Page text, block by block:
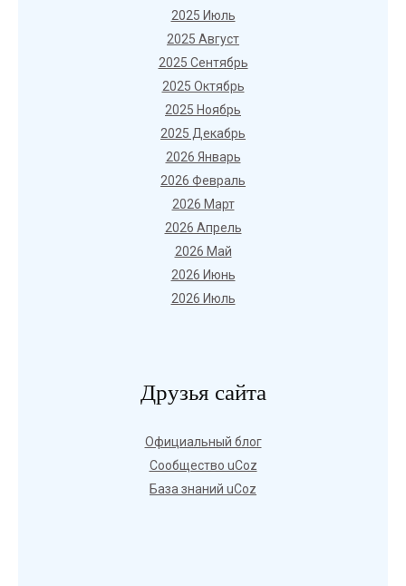
2025 Июль
2025 Август
2025 Сентябрь
2025 Октябрь
2025 Ноябрь
2025 Декабрь
2026 Январь
2026 Февраль
2026 Март
2026 Апрель
2026 Май
2026 Июнь
2026 Июль
Друзья сайта
Официальный блог
Сообщество uCoz
База знаний uCoz